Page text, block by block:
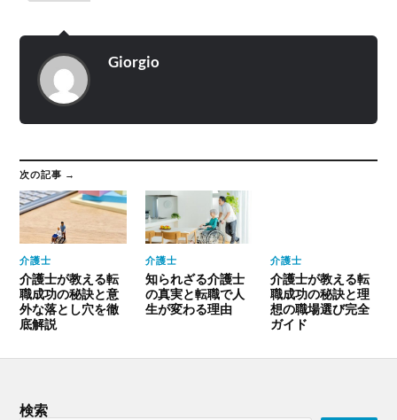
Giorgio
次の記事 →
介護士
介護士が教える転
職成功の秘訣と意
外な落とし穴を徹
底解説
介護士
知られざる介護士
の真実と転職で人
生が変わる理由
介護士
介護士が教える転
職成功の秘訣と理
想の職場選び完全
ガイド
検索